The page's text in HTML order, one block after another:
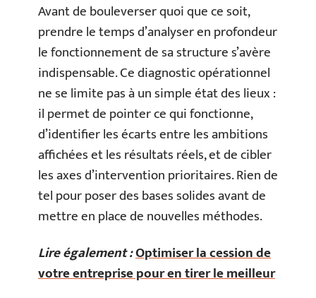
Avant de bouleverser quoi que ce soit,
prendre le temps d’analyser en profondeur
le fonctionnement de sa structure s’avère
indispensable. Ce diagnostic opérationnel
ne se limite pas à un simple état des lieux :
il permet de pointer ce qui fonctionne,
d’identifier les écarts entre les ambitions
affichées et les résultats réels, et de cibler
les axes d’intervention prioritaires. Rien de
tel pour poser des bases solides avant de
mettre en place de nouvelles méthodes.
Lire également :Optimiser la cession de
votre entreprise pour en tirer le meilleur